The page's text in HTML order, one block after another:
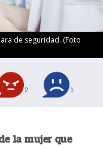
de seguridad. (Foto
2 1
la mujer que